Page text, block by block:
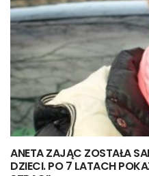
ANETA ZAJĄC ZOSTAŁA
DZIECI. PO 7 LATACH